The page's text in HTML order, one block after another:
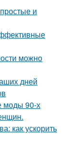
и
можно
дней
моды 90-х
как ускорить